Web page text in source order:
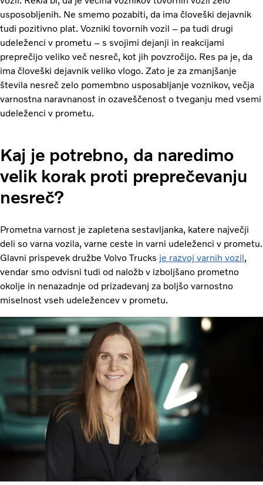
usposobljenih. Ne smemo pozabiti, da ima človeški dejavnik
tudi pozitivno plat. Vozniki tovornih vozil – pa tudi drugi
udeleženci v prometu – s svojimi dejanji in reakcijami
preprečijo veliko več nesreč, kot jih povzročijo. Res pa je, da
ima človeški dejavnik veliko vlogo. Zato je za zmanjšanje
števila nesreč zelo pomembno usposabljanje voznikov, večja
varnostna naravnanost in ozaveščenost o tveganju med vsemi
udeleženci v prometu.
Kaj je potrebno, da naredimo
velik korak proti preprečevanju
nesreč?
Prometna varnost je zapletena sestavljanka, katere največji
deli so varna vozila, varne ceste in varni udeleženci v prometu.
Glavni prispevek družbe Volvo Trucks je razvoj varnih vozil,
vendar smo odvisni tudi od naložb v izboljšano prometno
okolje in nenazadnje od prizadevanj za boljšo varnostno
miselnost vseh udeležencev v prometu.